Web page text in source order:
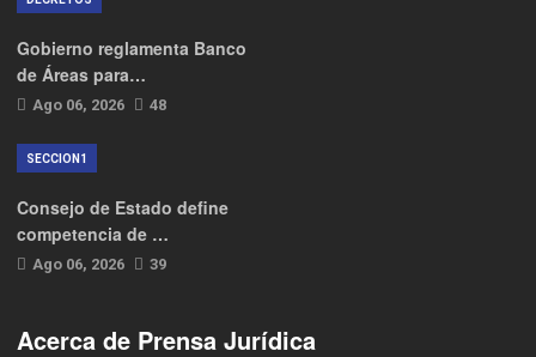
Gobierno reglamenta Banco
de Áreas para…
Ago 06, 2026 48
Consejo de Estado define
competencia de …
Ago 06, 2026 39
SECCION1
Acerca de Prensa Jurídica